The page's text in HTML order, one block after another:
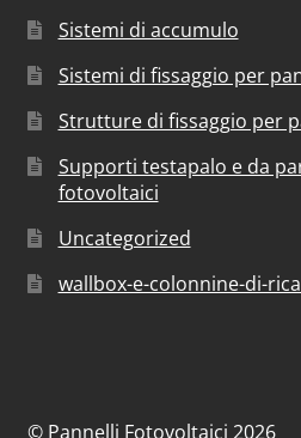
Sistemi di accumulo
Sistemi di fissaggio per
Strutture di fissaggio per
Supporti testapalo e da
fotovoltaici
Uncategorized
wallbox-e-colonnine-di-
© Pannelli Fotovoltaici 2026